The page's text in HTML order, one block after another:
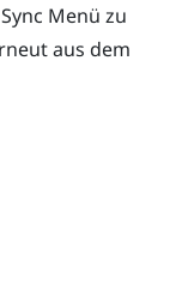
Menü zu
aus dem